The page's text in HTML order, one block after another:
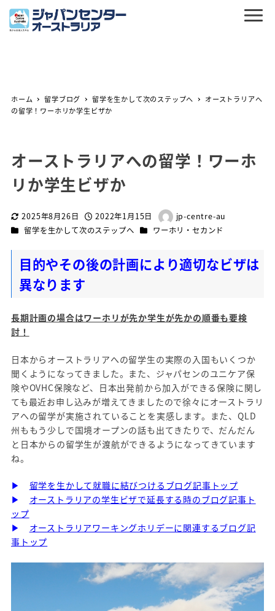
ホーム 留学ブログ 留学を生かして次のステップへ
オーストラリアへ
の留学！ワーホリか学生ビザか
オーストラリアへの留学！ワーホ
リか学生ビザか
更新日2025年8月26日 投稿日2022年1月15日
著
者
jp-centre-au
カテゴリー
留学を生かして次のステップへ カテゴリー
ワーホリ・セカンド
目的やその後の計画により適切なビザは
異なります
長期計画の場合はワーホリが先か学生が先かの順番も要検
討！
日本からオーストラリアへの留学生の実際の入国もいくつか
聞くようになってきました。また、ジャパセンのユニケア保
険やOVHC保険など、日本出発前から加入ができる保険に関し
ても最近お申し込みが増えてきましたので徐々にオーストラリ
アへの留学が実施されていることを実感します。また、QLD
州ももう少しで国境オープンの話も出てきたりで、だんだん
と日本からの留学生が渡航ができるようになってきています
ね。
▶
留学を生かして就職に結びつけるブログ記事トップ
▶
オーストラリアの学生ビザで延長する時のブログ記事ト
ップ
▶
オーストラリアワーキングホリデーに関連するブログ記
事トップ